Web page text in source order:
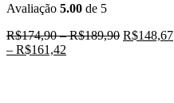
Avaliação 5.00 de 5
R$174,90–R$189,90 R$148,67
– R$161,42